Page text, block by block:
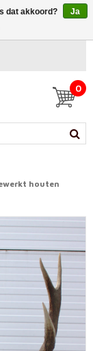
0
houten
dat akkoord?
Ja